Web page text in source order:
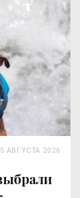
5 АВГУСТА 2026